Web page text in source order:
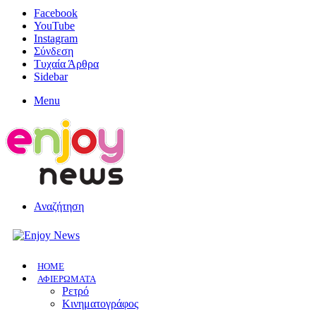
Facebook
YouTube
Instagram
Σύνδεση
Τυχαία Άρθρα
Sidebar
Menu
Αναζήτηση
HOME
ΑΦΙΕΡΩΜΑΤΑ
Ρετρό
Κινηματογράφος